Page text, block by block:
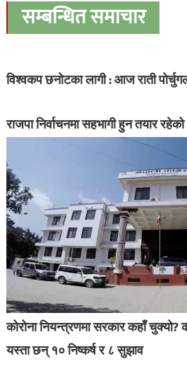
सम्बन्धित समाचार
विश्वकप छनोटका लागी : आज राती
राजपा निर्वाचनमा सहभागी हुन तयार
कोरोना नियन्त्रणमा सरकार कहाँ
यस्ता छन् १० निष्कर्ष र ८ सुझाव